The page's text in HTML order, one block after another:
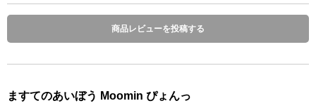
商品レビューを投稿する
ますてのあいぼう Moomin ぴょんっ